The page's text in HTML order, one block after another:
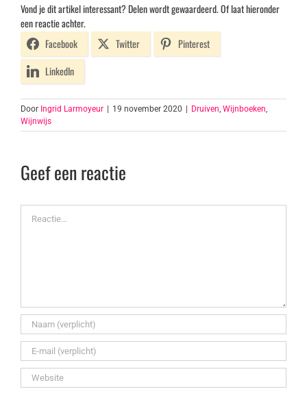
Vond je dit artikel interessant? Delen wordt gewaardeerd. Of laat hieronder
een reactie achter.
Facebook
Twitter
Pinterest
LinkedIn
Door Ingrid Larmoyeur | 19 november 2020 | Druiven, Wijnboeken,
Wijnwijs
Geef een reactie